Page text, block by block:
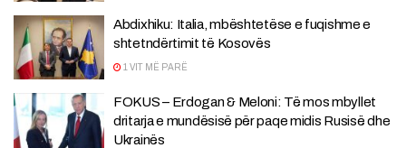
Abdixhiku: Italia, mbështetëse e fuqishme e
shtetndërtimit të Kosovës
1 VIT MË PARË
FOKUS – Erdogan & Meloni: Të mos mbyllet
dritarja e mundësisë për paqe midis Rusisë dhe
Ukrainës